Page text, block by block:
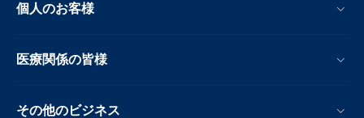
個人のお客様
医療関係の皆様
その他のビジネス